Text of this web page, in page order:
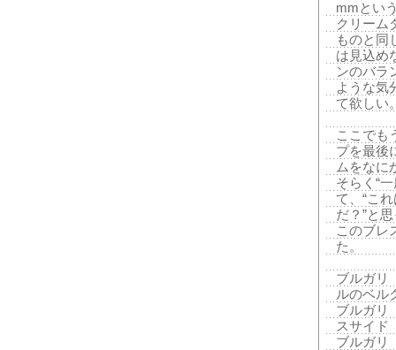
mmとい
クリーム
ものと同
は見込め
ンのバラ
ような気
て欲しい
ここでも
プを最後
ムをなに
そらく“
て、“こ
だ？”と
このブレ
た。
ブルガリ
ルのベル
ブルガリ
スサイド
ブルガリ